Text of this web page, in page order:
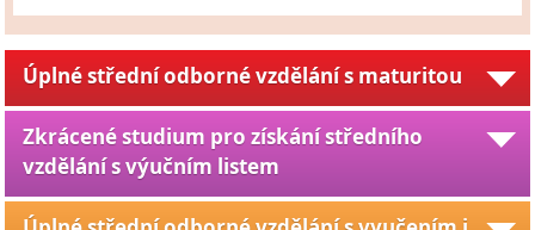
Úplné střední odborné vzdělání s maturitou
Zkrácené studium pro získání středního
vzdělání s výučním listem